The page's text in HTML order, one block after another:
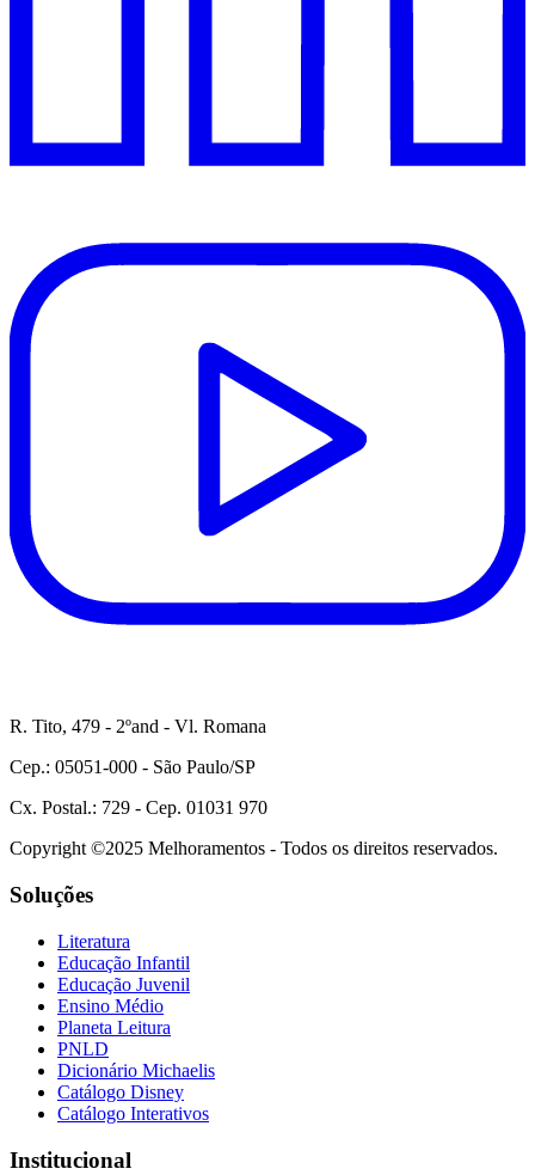
R. Tito, 479 - 2ºand - Vl. Romana
Cep.: 05051-000 - São Paulo/SP
Cx. Postal.: 729 - Cep. 01031 970
Copyright ©2025 Melhoramentos - Todos os direitos reservados.
Soluções
Literatura
Educação Infantil
Educação Juvenil
Ensino Médio
Planeta Leitura
PNLD
Dicionário Michaelis
Catálogo Disney
Catálogo Interativos
Institucional